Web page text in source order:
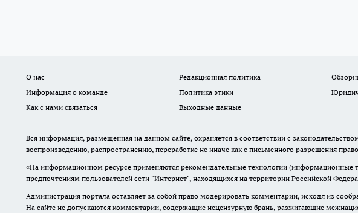
О нас Редакционная политика
Информация о команде
Политика этики
Как с нами связаться
Выходные данные
Вся информация, размещенная на данном сайте, охраняется в соответствии с
воспроизведению, распространению, переработке не иначе как с письменного разрешения
«На информационном ресурсе применяются рекомендательные технологии (информационные
предпочтениям пользователей сети "Интернет", находящихся на территории Российской
Администрация портала оставляет за собой право модерировать комментарии, исходя из
На сайте не допускаются комментарии, содержащие нецензурную брань, разжигающие